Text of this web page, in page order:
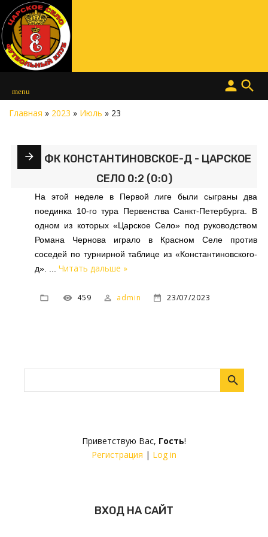
menu search
person
Приветствую Вас, Гость!
Регистрация | Log in
ВХОД НА САЙТ
Главная » 2023 » Июль » 23
ФК КОНСТАНТИНОВСКОЕ-Д - ЦАРСКОЕ
СЕЛО 0:2 (0:0)
На этой неделе в Первой лиге были сыграны два
поединка 10-го тура Первенства Санкт-Петербурга. В
одном из которых «Царское Село» под руководством
Романа Чернова играло в Красном Селе против
соседей по турнирной таблице из «Константиновского-
д».
Читать дальше »
459 admin 23/07/2023